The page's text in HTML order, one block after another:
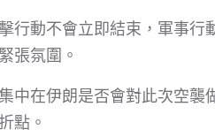
行動不會立即結束，軍事
張氛圍。
中在伊朗是否會對此次空
點。